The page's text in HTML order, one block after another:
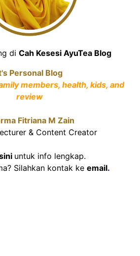
di Cah Kesesi AyuTea Blog
Personal Blog
members, health, kids, and
review
Fitriana M Zain
& Content Creator
untuk info lengkap.
Silahkan kontak ke email.